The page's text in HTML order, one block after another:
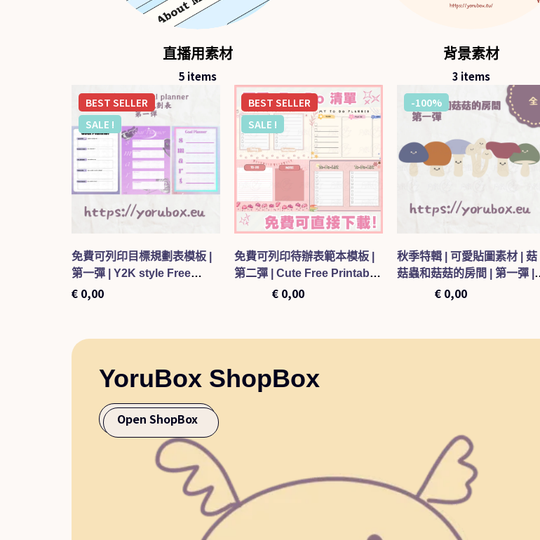
直播用素材
5 items
背景素材
3 items
BEST SELLER
SALE !
免費可列印目標規劃表模板 |
第一彈 | Y2K style Free
Printable Smart Goal
€ 0,00
BEST SELLER
SALE !
免費可列印待辦表範本模板 |
第二彈 | Cute Free Printable
To-Do List Template 002
€ 0,00
-100%
秋季特輯 | 可愛貼圖素材 | 菇
菇蟲和菇菇的房間 | 第一彈 |
Cute Sticker | mushimashi x
€ 0,00
YoruBox ShopBox
Open ShopBox